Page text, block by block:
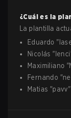
¿Cuál es la
La plantilla
Eduardo "
Nicolás " lenci
Maximiliano "
Fernando "
Matias "pavv"